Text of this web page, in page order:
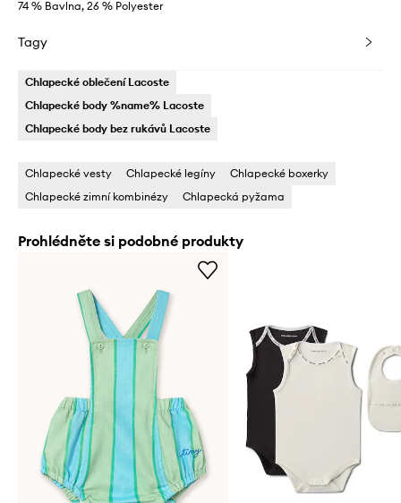
74 % Bavlna, 26 % Polyester
Tagy
Chlapecké oblečení Lacoste
Chlapecké body %name% Lacoste
Chlapecké body bez rukávů Lacoste
Chlapecké vesty Chlapecké legíny
Chlapecké boxerky
Chlapecké zimní kombinézy
Chlapecká pyžama
Prohlédněte si podobné produkty